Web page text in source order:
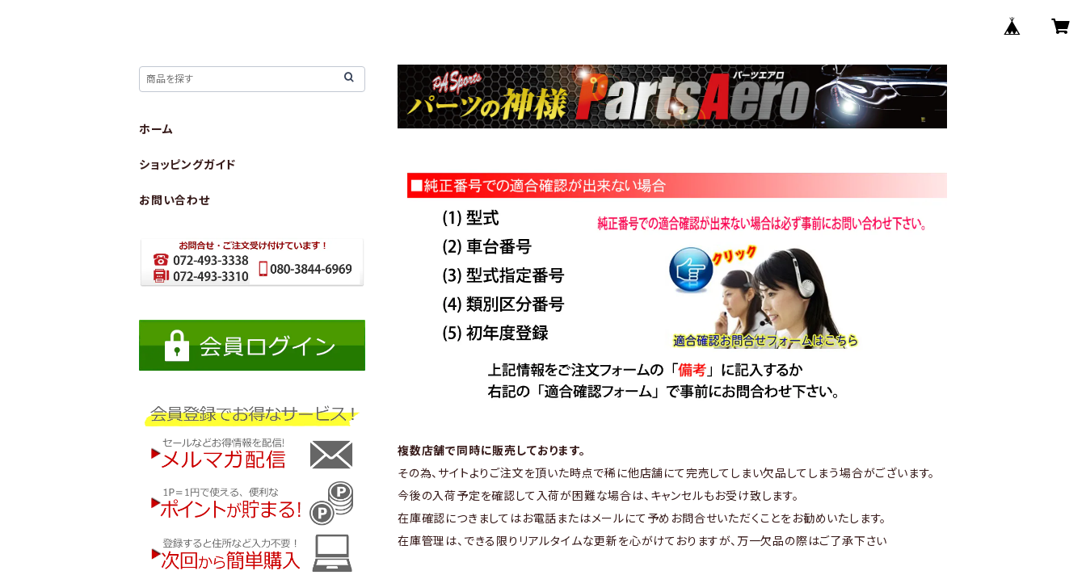
複数店舗で同時に販売しております。
その為、サイトよりご注文を頂いた時点で稀に他店舗にて完売してしまい欠品してしまう場合がございます。
今後の入荷予定を確認して入荷が困難な場合は、キャンセルもお受け致します。
在庫確認につきましてはお電話またはメールにて予めお問合せいただくことをお勧めいたします。
在庫管理は、できる限りリアルタイムな更新を心がけておりますが、万一欠品の際はご了承下さい
ホーム
ショッピングガイド
お問い合わせ